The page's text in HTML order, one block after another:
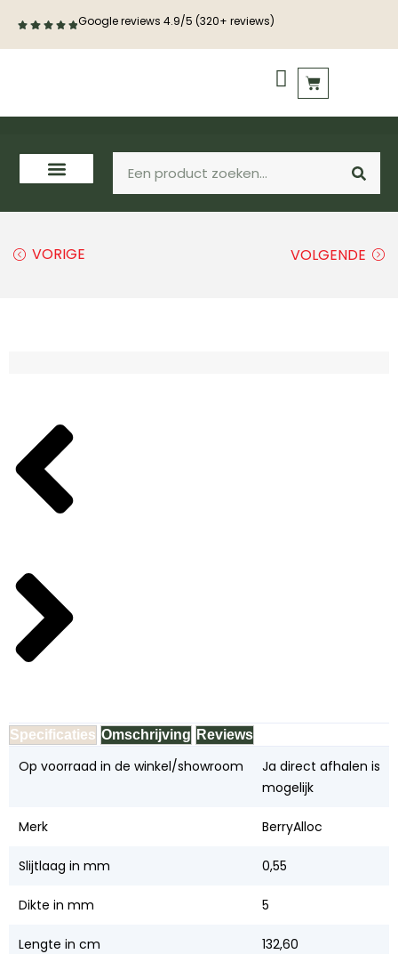
Google reviews 4.9/5 (320+ reviews)
VORIGE VOLGENDE
Specificaties Omschrijving Reviews
Op voorraad in de winkel/showroom
Ja direct afhalen is
mogelijk
Merk BerryAlloc
Slijtlaag in mm 0,55
Dikte in mm 5
Lengte in cm 132,60